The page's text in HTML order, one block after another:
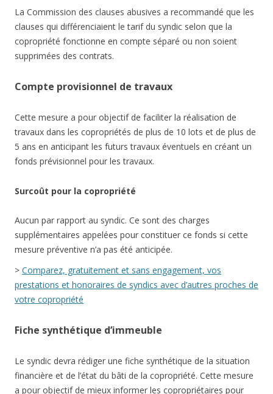
La Commission des clauses abusives a recommandé que les
clauses qui différenciaient le tarif du syndic selon que la
copropriété fonctionne en compte séparé ou non soient
supprimées des contrats.
Compte provisionnel de travaux
Cette mesure a pour objectif de faciliter la réalisation de
travaux dans les copropriétés de plus de 10 lots et de plus de
5 ans en anticipant les futurs travaux éventuels en créant un
fonds prévisionnel pour les travaux.
Surcoût pour la copropriété
Aucun par rapport au syndic. Ce sont des charges
supplémentaires appelées pour constituer ce fonds si cette
mesure préventive n’a pas été anticipée.
> Comparez, gratuitement et sans engagement, vos
prestations et honoraires de syndics avec d’autres proches de
votre copropriété
Fiche synthétique d’immeuble
Le syndic devra rédiger une fiche synthétique de la situation
financière et de l’état du bâti de la copropriété. Cette mesure
a pour objectif de mieux informer les copropriétaires pour